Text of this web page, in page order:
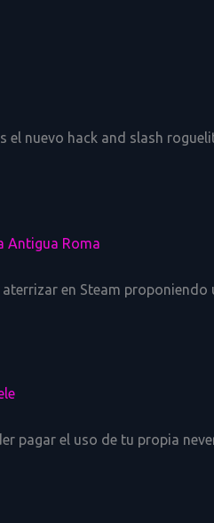
nuevo hack and slash
Antigua Roma
en Steam
pagar el uso de tu propia